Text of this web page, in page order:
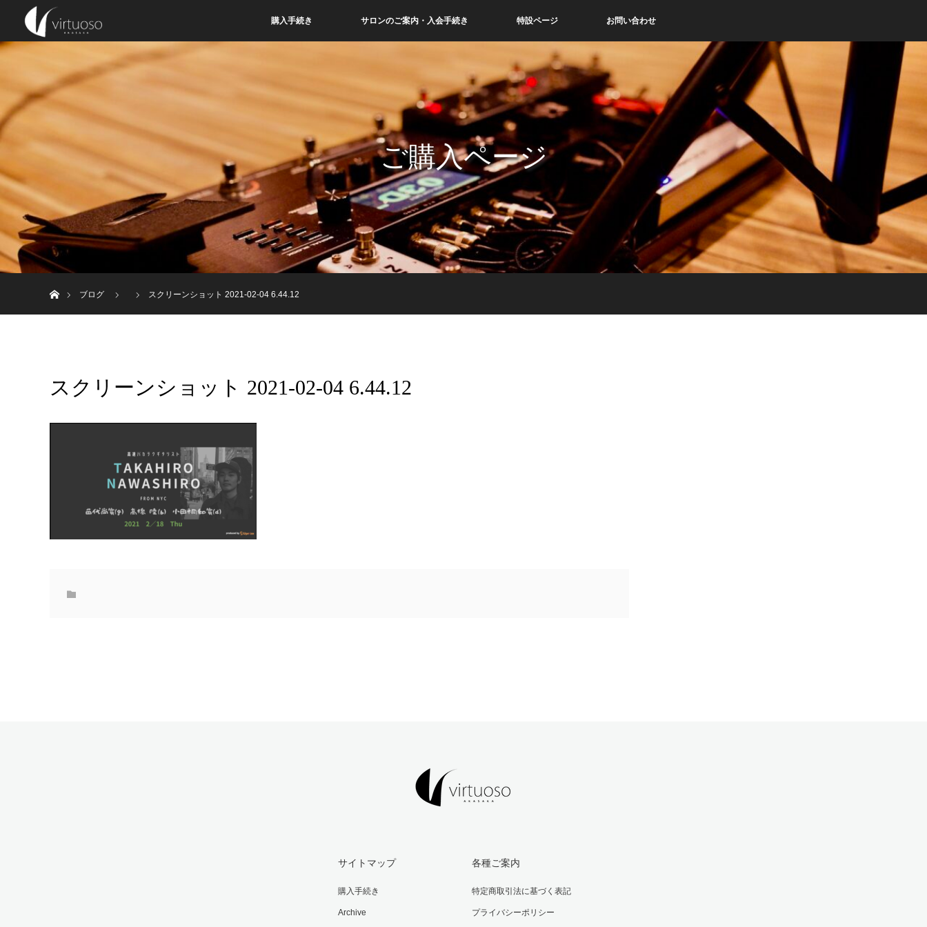
購入手続き サロンのご案内・入会手続き 特設ページ お問い合わせ
ご購入ページ
ブログ
スクリーンショット 2021-02-04 6.44.12
スクリーンショット 2021-02-04 6.44.12
サイトマップ
購入手続き
Archive
各種ご案内
特定商取引法に基づく表記
プライバシーポリシー